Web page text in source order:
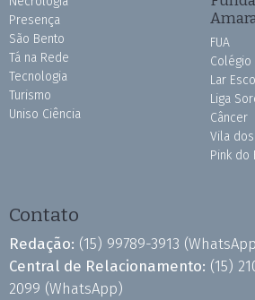
Presença
São Bento
Tá na Rede
Tecnologia
Turismo
Uniso Ciência
FUA
Lar
Liga
Câncer
Vila
Pink do
Contato
Redação: (15) 99789-3913
Central de Relacionamento: (15)
2099 (WhatsApp)